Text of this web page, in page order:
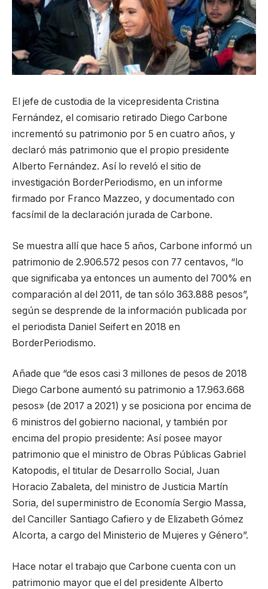
El jefe de custodia de la vicepresidenta Cristina
Fernández, el comisario retirado Diego Carbone
incrementó su patrimonio por 5 en cuatro años, y
declaró más patrimonio que el propio presidente
Alberto Fernández. Así lo reveló el sitio de
investigación BorderPeriodismo, en un informe
firmado por Franco Mazzeo, y documentado con
facsímil de la declaración jurada de Carbone.
Se muestra allí que hace 5 años, Carbone informó un
patrimonio de 2.906.572 pesos con 77 centavos, “lo
que significaba ya entonces un aumento del 700% en
comparación al del 2011, de tan sólo 363.888 pesos”,
según se desprende de la información publicada por
el periodista Daniel Seifert en 2018 en
BorderPeriodismo.
Añade que “de esos casi 3 millones de pesos de 2018
Diego Carbone aumentó su patrimonio a 17.963.668
pesos» (de 2017 a 2021) y se posiciona por encima de
6 ministros del gobierno nacional, y también por
encima del propio presidente: Así posee mayor
patrimonio que el ministro de Obras Públicas Gabriel
Katopodis, el titular de Desarrollo Social, Juan
Horacio Zabaleta, del ministro de Justicia Martín
Soria, del superministro de Economía Sergio Massa,
del Canciller Santiago Cafiero y de Elizabeth Gómez
Alcorta, a cargo del Ministerio de Mujeres y Género”.
Hace notar el trabajo que Carbone cuenta con un
patrimonio mayor que el del presidente Alberto